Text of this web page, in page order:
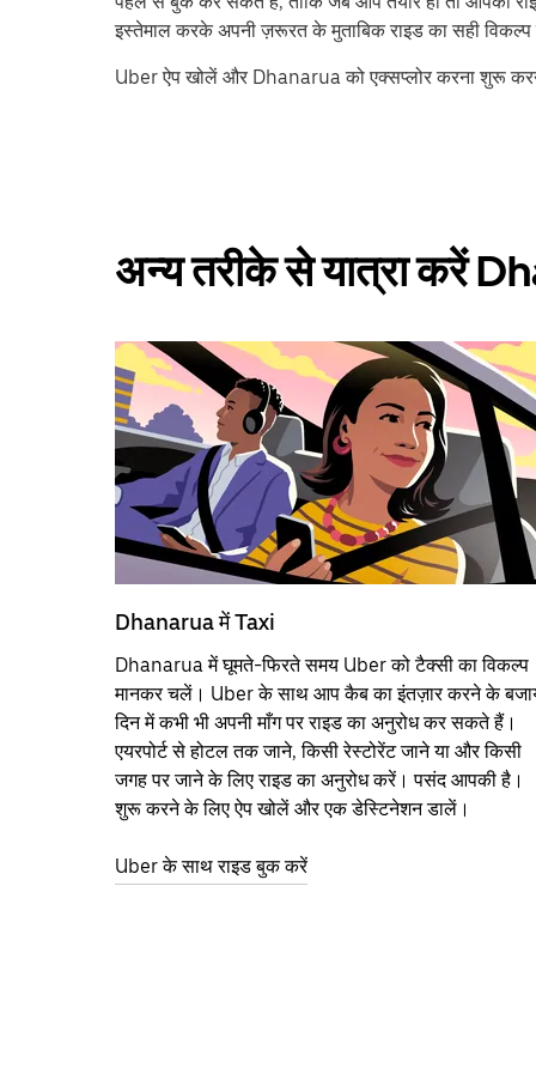
इस्तेमाल करके अपनी ज़रूरत के मुताबिक राइड का सही
Uber ऐप खोलें और Dhanarua को एक्सप्लोर करना शुरू
अन्य तरीके से यात्रा करें
Dhanarua में Taxi
Dhanarua में घूमते-फिरते समय Uber को टैक्सी का विकल्प
मानकर चलें। Uber के साथ आप कैब का इंतज़ार करने के
दिन में कभी भी अपनी माँग पर राइड का अनुरोध कर सकते हैं।
एयरपोर्ट से होटल तक जाने, किसी रेस्टोरेंट जाने या और किसी
जगह पर जाने के लिए राइड का अनुरोध करें। पसंद आपकी है।
शुरू करने के लिए ऐप खोलें और एक डेस्टिनेशन डालें।
Uber के साथ राइड बुक करें